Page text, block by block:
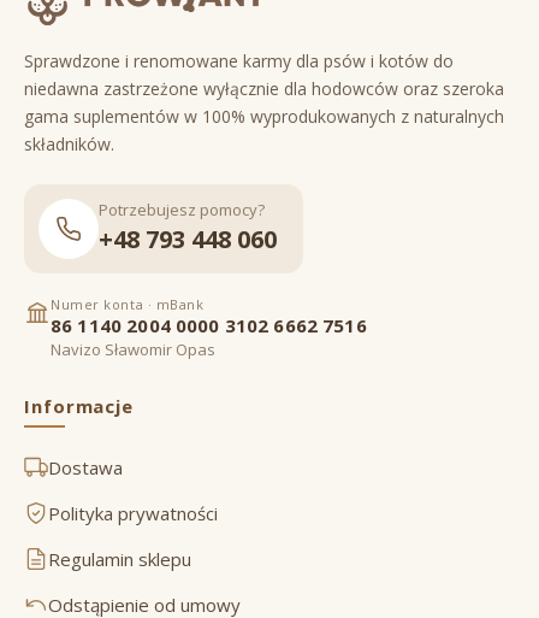
Sprawdzone i renomowane karmy dla psów i kotów do
niedawna zastrzeżone wyłącznie dla hodowców oraz szeroka
gama suplementów w 100% wyprodukowanych z naturalnych
składników.
Potrzebujesz pomocy?
+48 793 448 060
Numer konta · mBank
86 1140 2004 0000 3102 6662 7516
Navizo Sławomir Opas
Informacje
Dostawa
Polityka prywatności
Regulamin sklepu
Odstąpienie od umowy